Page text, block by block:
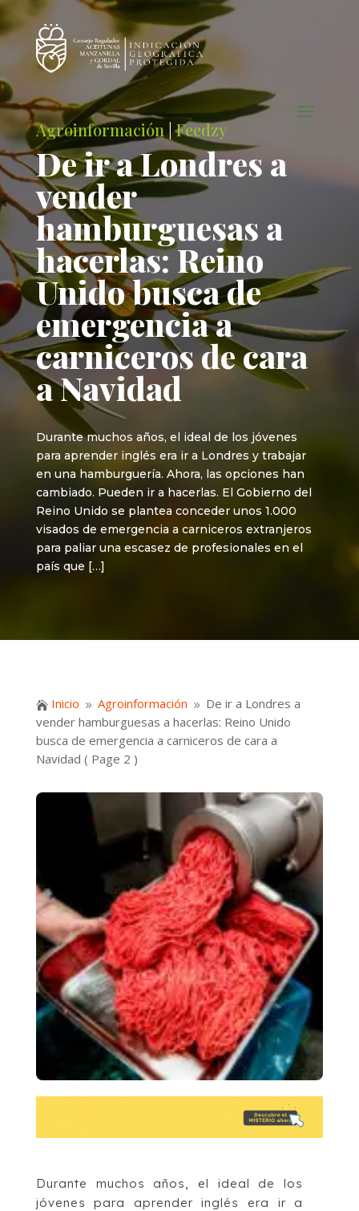
Agroinformación |Feedzy
De ir a Londres a
vender
hamburguesas a
hacerlas: Reino
Unido busca de
emergencia a
carniceros de cara
a Navidad
Durante muchos años, el ideal de los jóvenes
para aprender inglés era ir a Londres y trabajar
en una hamburguería. Ahora, las opciones han
cambiado. Pueden ir a hacerlas. El Gobierno del
Reino Unido se plantea conceder unos 1.000
visados de emergencia a carniceros extranjeros
para paliar una escasez de profesionales en el
país que […]
 Inicio 9 Agroinformación 9 De ir a Londres a
vender hamburguesas a hacerlas: Reino Unido
busca de emergencia a carniceros de cara a
Navidad ( Page 2 )
Durante muchos años, el ideal de los
jóvenes para aprender inglés era ir a